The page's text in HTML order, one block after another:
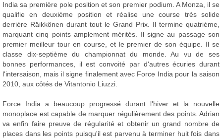
India sa première pole position et son premier podium. A Monza, il se
qualifie en deuxième position et réalise une course très solide
derrière Räikkönen durant tout le Grand Prix. Il termine quatrième,
marquant cinq points amplement mérités. Il signe au passage son
premier meilleur tour en course, et le premier de son équipe. Il se
classe dix-septième du championnat du monde. Au vu de ses
bonnes performances, il est convoité par d'autres écuries durant
l'intersaison, mais il signe finalement avec Force India pour la saison
2010, aux côtés de Vitantonio Liuzzi.
Force India a beaucoup progressé durant l'hiver et la nouvelle
monoplace est capable de marquer régulièrement des points. Adrian
va enfin faire preuve de régularité et obtenir un grand nombre de
places dans les points puisqu'il est parvenu à terminer huit fois dans